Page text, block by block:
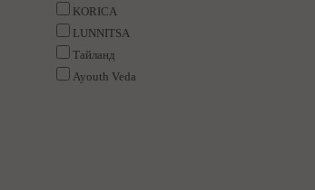
KORICA
LUNNITSA
Тайланд
Ayouth Veda